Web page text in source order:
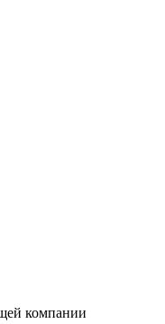
компании